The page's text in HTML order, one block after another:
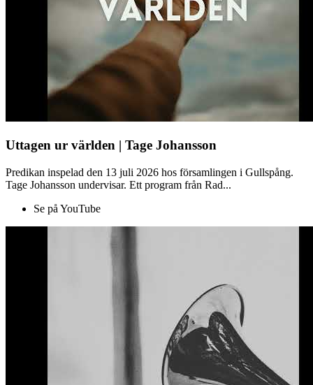
Uttagen ur världen | Tage Johansson
Predikan inspelad den 13 juli 2026 hos församlingen i Gullspång.
Tage Johansson undervisar. Ett program från Rad...
Se på YouTube